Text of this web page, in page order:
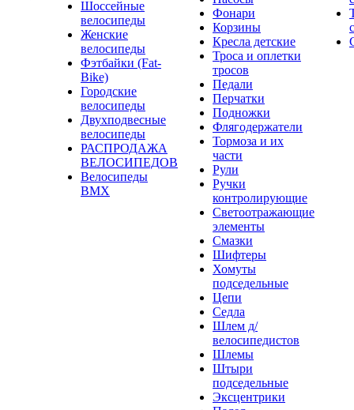
Шоссейные
велосипеды
Женские
велосипеды
Фэтбайки (Fat-
Bike)
Городские
велосипеды
Двухподвесные
велосипеды
РАСПРОДАЖА
ВЕЛОСИПЕДОВ
Велосипеды
BMX
Фонари
Корзины
Кресла детские
Троса и оплетки
тросов
Педали
Перчатки
Подножки
Флягодержатели
Тормоза и их
части
Рули
Ручки
контролирующие
Светоотражающие
элементы
Смазки
Шифтеры
Хомуты
подседельные
Цепи
Седла
Шлем д/
велосипедистов
Шлемы
Штыри
подседельные
Эксцентрики